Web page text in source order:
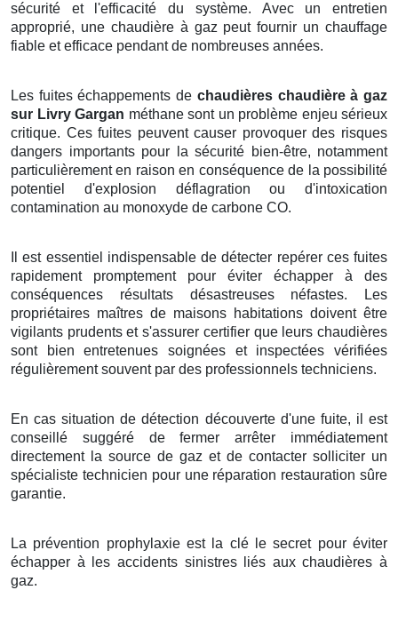
sécurité et l'efficacité du système. Avec un entretien
approprié, une chaudière à gaz peut fournir un chauffage
fiable et efficace pendant de nombreuses années.
Les fuites échappements de chaudières chaudière à gaz
sur Livry Gargan méthane sont un problème enjeu sérieux
critique. Ces fuites peuvent causer provoquer des risques
dangers importants pour la sécurité bien-être, notamment
particulièrement en raison en conséquence de la possibilité
potentiel d'explosion déflagration ou d'intoxication
contamination au monoxyde de carbone CO.
Il est essentiel indispensable de détecter repérer ces fuites
rapidement promptement pour éviter échapper à des
conséquences résultats désastreuses néfastes. Les
propriétaires maîtres de maisons habitations doivent être
vigilants prudents et s'assurer certifier que leurs chaudières
sont bien entretenues soignées et inspectées vérifiées
régulièrement souvent par des professionnels techniciens.
En cas situation de détection découverte d'une fuite, il est
conseillé suggéré de fermer arrêter immédiatement
directement la source de gaz et de contacter solliciter un
spécialiste technicien pour une réparation restauration sûre
garantie.
La prévention prophylaxie est la clé le secret pour éviter
échapper à les accidents sinistres liés aux chaudières à
gaz.